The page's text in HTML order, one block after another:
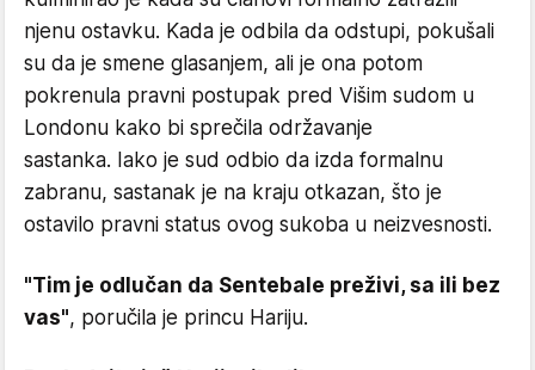
njenu ostavku. Kada je odbila da odstupi, pokušali
su da je smene glasanjem, ali je ona potom
pokrenula pravni postupak pred Višim sudom u
Londonu kako bi sprečila održavanje
sastanka. Iako je sud odbio da izda formalnu
zabranu, sastanak je na kraju otkazan, što je
ostavilo pravni status ovog sukoba u neizvesnosti.
"Tim je odlučan da Sentebale preživi, sa ili bez
vas", poručila je princu Hariju.